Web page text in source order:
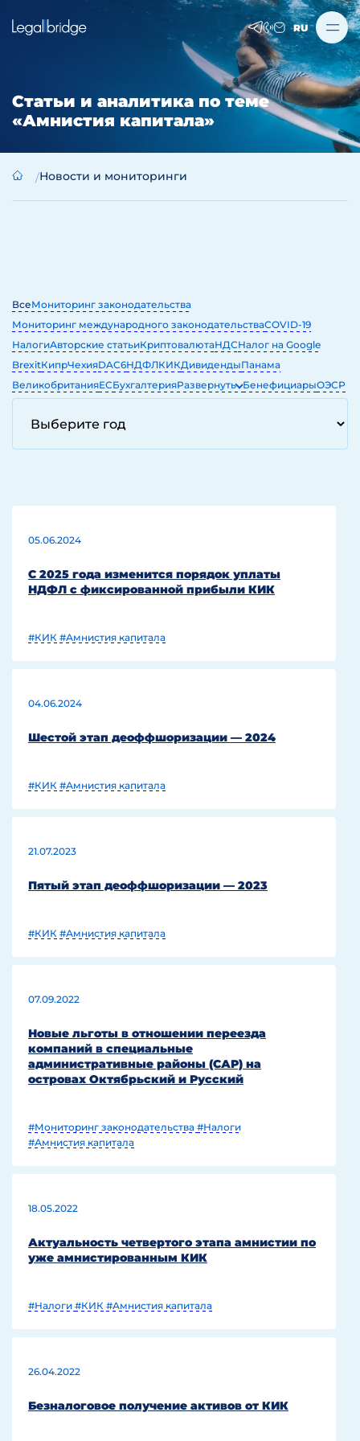
RU
Статьи и аналитика по теме
«Амнистия капитала»
Новости и мониторинги
ВсеМониторинг законодательства
Мониторинг международного законодательстваCOVID-19
НалогиАвторские статьиКриптовалютаНДСНалог на Google
BrexitКипрЧехияDAC6НДФЛКИКДивидендыПанама
ВеликобританияЕСБухгалтерияРазвернуть БенефициарыОЭСР
05.06.2024
С 2025 года изменится порядок уплаты
НДФЛ с фиксированной прибыли КИК
#КИК #Амнистия капитала
04.06.2024
Шестой этап деоффшоризации — 2024
#КИК #Амнистия капитала
21.07.2023
Пятый этап деоффшоризации — 2023
#КИК #Амнистия капитала
07.09.2022
Новые льготы в отношении переезда
компаний в специальные
административные районы (САР) на
островах Октябрьский и Русский
#Мониторинг законодательства #Налоги
#Амнистия капитала
18.05.2022
Актуальность четвертого этапа амнистии по
уже амнистированным КИК
#Налоги #КИК #Амнистия капитала
26.04.2022
Безналоговое получение активов от КИК